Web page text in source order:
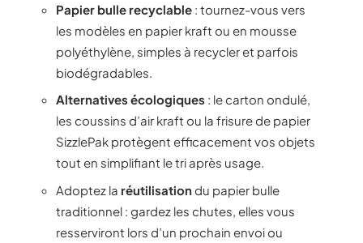
Papier bulle recyclable : tournez-vous vers
les modèles en papier kraft ou en mousse
polyéthylène, simples à recycler et parfois
biodégradables.
Alternatives écologiques : le carton ondulé,
les coussins d’air kraft ou la frisure de papier
SizzlePak protègent efficacement vos objets
tout en simplifiant le tri après usage.
Adoptez la réutilisationdu papier bulle
traditionnel : gardez les chutes, elles vous
resserviront lors d’un prochain envoi ou